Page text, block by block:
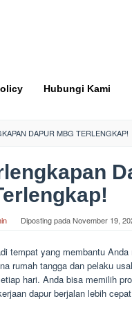
Hubungi Kami
DAPUR MBG TERLENGKAP!
Diposting padaNovember 19,
tempat yang membantu
rumah tangga dan pelaku
hari. Anda bisa memilih
dapur berjalan lebih